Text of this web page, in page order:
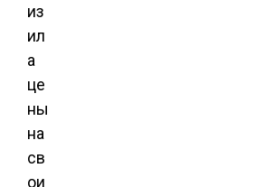
из
ил
а
це
ны
на
св
ои